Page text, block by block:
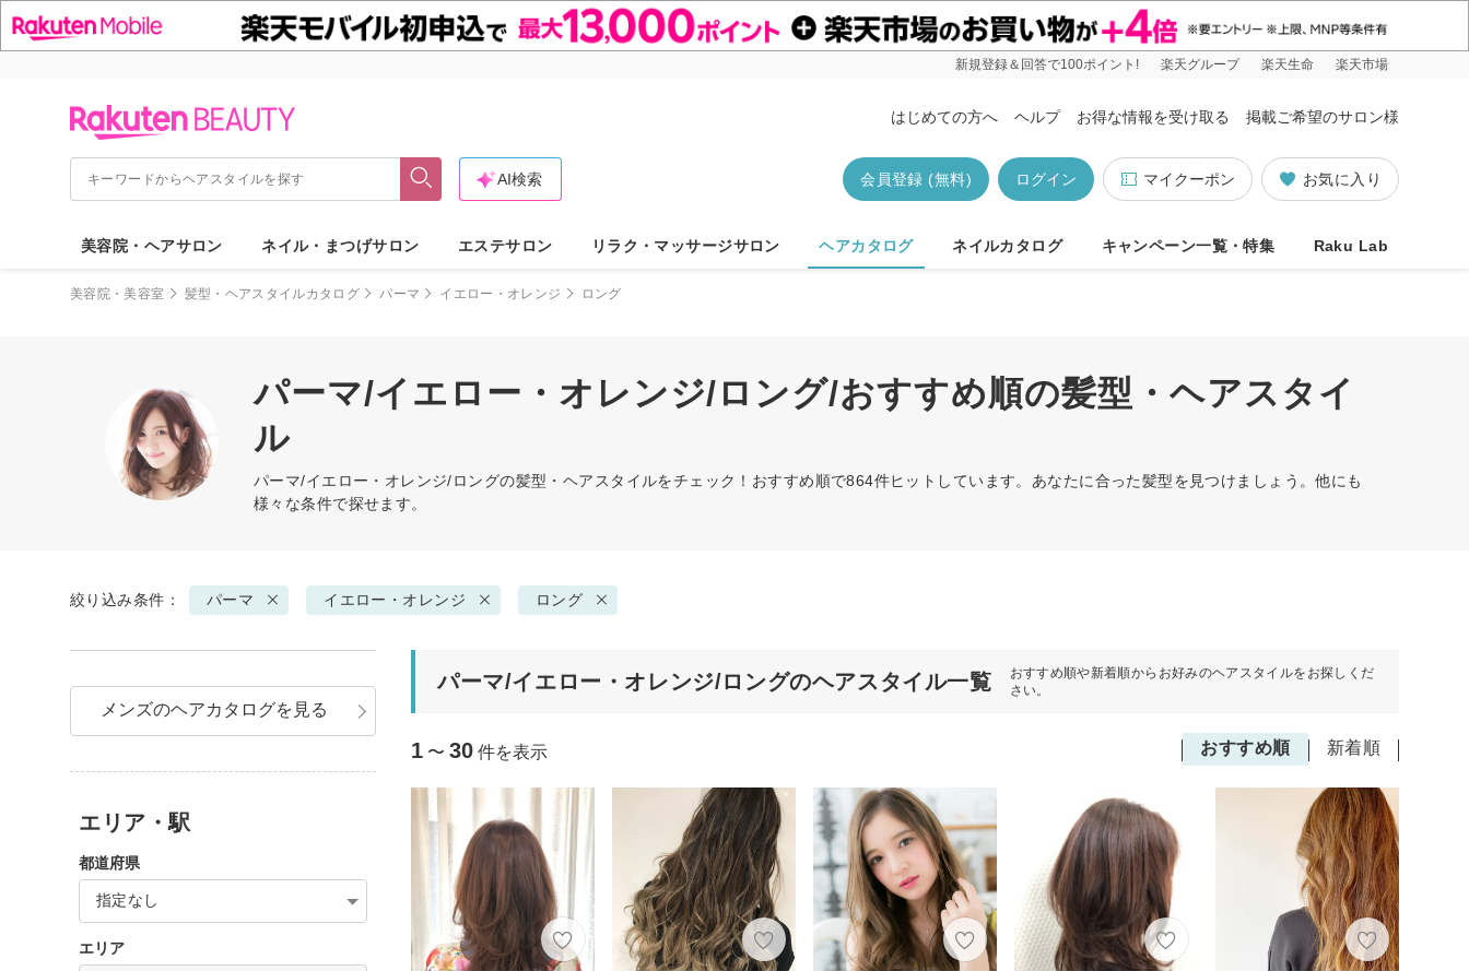
新規登録＆回答で100ポイント! 楽天グループ 楽天生命 楽天市場
はじめての方へ ヘルプ お得な情報を受け取る 掲載ご希望のサロン様
お気に入り
マイクーポン
ログイン
会員登録 (無料)
AI検索
美容院・ヘアサロン ネイル・まつげサロン エステサロン リラク・マッサージサロン ヘアカタログ ネイルカタログ キャンペーン一覧・特集 Raku Lab
美容院・美容室 髪型・ヘアスタイルカタログ パーマ イエロー・オレンジ ロング
パーマ/イエロー・オレンジ/ロング/おすすめ順の髪型・ヘアスタイ
ル
パーマ/イエロー・オレンジ/ロングの髪型・ヘアスタイルをチェック！おすすめ順で864件ヒットしています。あなたに合った髪型を見つけましょう。他にも
様々な条件で探せます。
絞り込み条件： パーマ イエロー・オレンジ ロング
パーマ/イエロー・オレンジ/ロングのヘアスタイル一覧
おすすめ順や新着順からお好みのヘアスタイルをお探しくだ
さい。
おすすめ順 新着順
1 〜 30 件を表示
メンズのヘアカタログを見る
エリア・駅
都道府県
指定なし
エリア